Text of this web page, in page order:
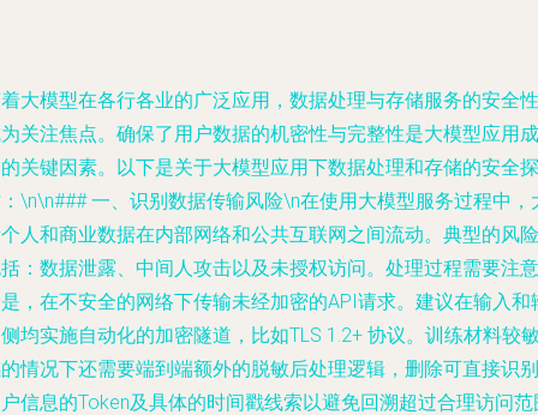
大模型在各行各业的广泛应用，数据处理与存储服务的安全性
关注焦点。确保了用户数据的机密性与完整性是大模型应用成
关键因素。以下是关于大模型应用下数据处理和存储的安全探
\n\n### 一、识别数据传输风险\n在使用大模型服务过程中，
人和商业数据在内部网络和公共互联网之间流动。典型的风险
：数据泄露、中间人攻击以及未授权访问。处理过程需要注意
，在不安全的网络下传输未经加密的API请求。建议在输入和
均实施自动化的加密隧道，比如TLS 1.2+ 协议。训练材料较
情况下还需要端到端额外的脱敏后处理逻辑，删除可直接识别
信息的Token及具体的时间戳线索以避免回溯超过合理访问范